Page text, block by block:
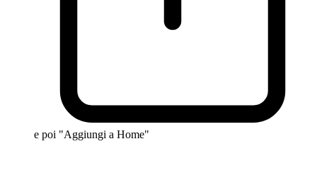
e poi "Aggiungi a Home"